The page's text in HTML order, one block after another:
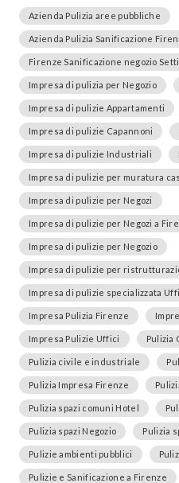
Azienda Pulizia aree pubbliche
Azienda Pulizia Sanificazione
Firenze Sanificazione negozio
Impresa di pulizia per Negozio
Impresa di pulizie Appartamenti
Impresa di pulizie Capannoni
Impresa di pulizie Industriali
Impresa di pulizie per muratura
Impresa di pulizie per Negozi
Impresa di pulizie per Negozi a
Impresa di pulizie per Negozio
Impresa di pulizie per
Impresa di pulizie specializzata
Impresa Pulizia Firenze
Impresa Pulizie Uffici Pulizia
Pulizia civile e industriale
Pulizia Impresa Firenze
Pulizia spazi comuni Hotel
Pulizia spazi Negozio Pulizia
Pulizie ambienti pubblici
Pulizie e Sanificazione a Firenze